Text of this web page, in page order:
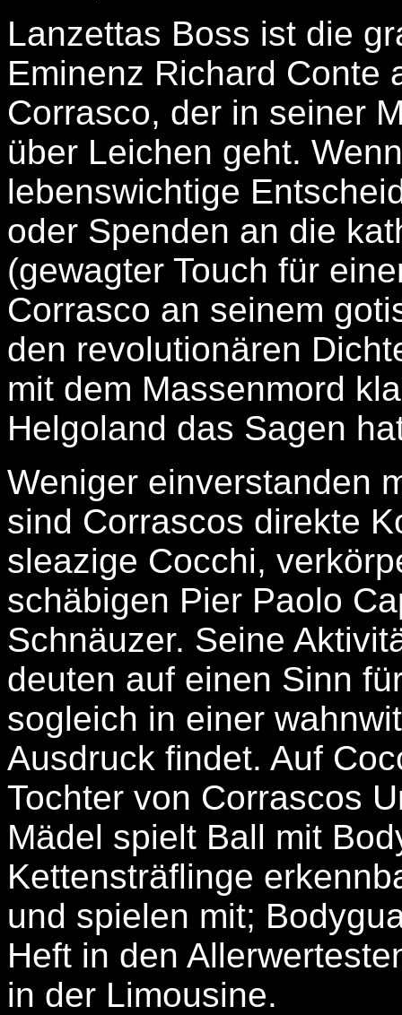
Lanzettas Boss ist die
Eminenz Richard Conte
Corrasco, der in seiner
über Leichen geht.
lebenswichtige
oder Spenden an die
(gewagter Touch für
Corrasco an seinem
den revolutionären
mit dem Massenmord
Helgoland das Sagen
Weniger einverstanden
sind Corrascos direkte
sleazige Cocchi,
schäbigen Pier Paolo
Schnäuzer. Seine
deuten auf einen Sinn
sogleich in einer
Ausdruck findet. Auf
Tochter von Corrascos
Mädel spielt Ball mit
Kettensträflinge
und spielen mit;
Heft in den
in der Limousine.